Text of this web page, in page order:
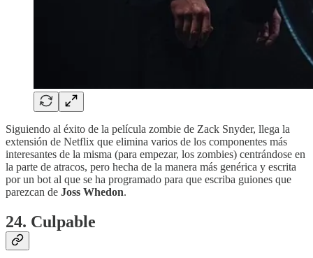
Siguiendo al éxito de la película zombie de Zack Snyder, llega la
extensión de Netflix que elimina varios de los componentes más
interesantes de la misma (para empezar, los zombies) centrándose en
la parte de atracos, pero hecha de la manera más genérica y escrita
por un bot al que se ha programado para que escriba guiones que
parezcan de Joss Whedon.
24. Culpable